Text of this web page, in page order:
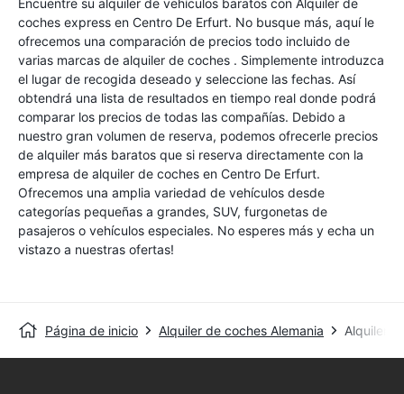
Encuentre su alquiler de vehículos baratos con Alquiler de
coches express en Centro De Erfurt. No busque más, aquí le
ofrecemos una comparación de precios todo incluido de
varias marcas de alquiler de coches . Simplemente introduzca
el lugar de recogida deseado y seleccione las fechas. Así
obtendrá una lista de resultados en tiempo real donde podrá
comparar los precios de todas las compañías. Debido a
nuestro gran volumen de reserva, podemos ofrecerle precios
de alquiler más baratos que si reserva directamente con la
empresa de alquiler de coches en Centro De Erfurt.
Ofrecemos una amplia variedad de vehículos desde
categorías pequeñas a grandes, SUV, furgonetas de
pasajeros o vehículos especiales. No esperes más y echa un
vistazo a nuestras ofertas!
Página de inicio Alquiler de coches Alemania Alquiler